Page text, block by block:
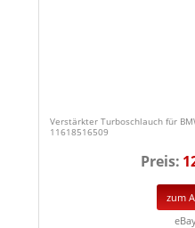
Verstärkter Turboschlauch für
11618516509
Preis:
zum